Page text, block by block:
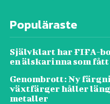
Populäraste
Självklart har FIFA-
en älskarinna som
Genombrott: Ny
växtfärger håller
metaller